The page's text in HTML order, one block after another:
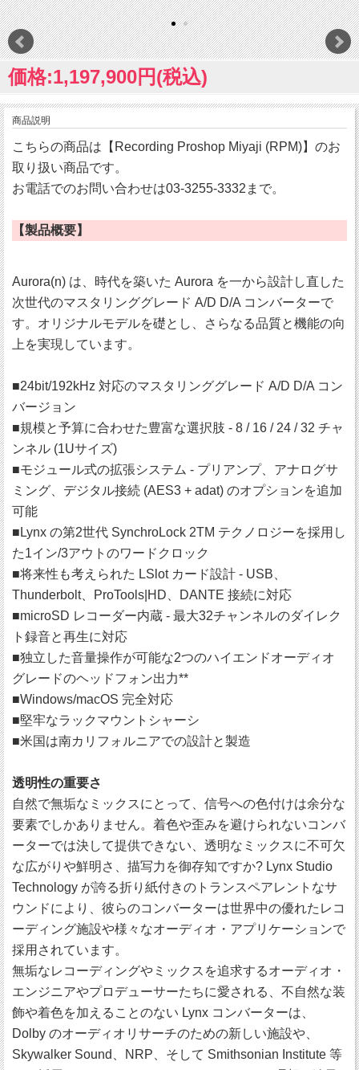
価格:1,197,900円(税込)
商品説明
こちらの商品は【Recording Proshop Miyaji (RPM)】のお
取り扱い商品です。
お電話でのお問い合わせは03-3255-3332まで。
【製品概要】
Aurora(n) は、時代を築いた Aurora を一から設計し直した
次世代のマスタリンググレード A/D D/A コンバーターで
す。オリジナルモデルを礎とし、さらなる品質と機能の向
上を実現しています。
■24bit/192kHz 対応のマスタリンググレード A/D D/A コン
バージョン
■規模と予算に合わせた豊富な選択肢 - 8 / 16 / 24 / 32 チャ
ンネル (1Uサイズ)
■モジュール式の拡張システム - プリアンプ、アナログサ
ミング、デジタル接続 (AES3 + adat) のオプションを追加
可能
■Lynx の第2世代 SynchroLock 2TM テクノロジーを採用し
た1イン/3アウトのワードクロック
■将来性も考えられた LSlot カード設計 - USB、
Thunderbolt、ProTools|HD、DANTE 接続に対応
■microSD レコーダー内蔵 - 最大32チャンネルのダイレク
ト録音と再生に対応
■独立した音量操作が可能な2つのハイエンドオーディオ
グレードのヘッドフォン出力**
■Windows/macOS 完全対応
■堅牢なラックマウントシャーシ
■米国は南カリフォルニアでの設計と製造
透明性の重要さ
自然で無垢なミックスにとって、信号への色付けは余分な
要素でしかありません。着色や歪みを避けられないコンバ
ーターでは決して提供できない、透明なミックスに不可欠
な広がりや鮮明さ、描写力を御存知ですか? Lynx Studio
Technology が誇る折り紙付きのトランスペアレントなサ
ウンドにより、彼らのコンバーターは世界中の優れたレコ
ーディング施設や様々なオーディオ・アプリケーションで
採用されています。
無垢なレコーディングやミックスを追求するオーディオ・
エンジニアやプロデューサーたちに愛される、不自然な装
飾や着色を加えることのない Lynx コンバーターは、
Dolby のオーディオリサーチのための新しい施設や、
Skywalker Sound、NRP、そして Smithsonian Institute 等